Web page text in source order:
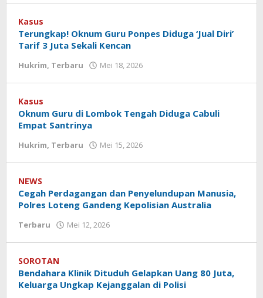
Kasus
Terungkap! Oknum Guru Ponpes Diduga ‘Jual Diri’
Tarif 3 Juta Sekali Kencan
Hukrim, Terbaru Mei 18, 2026
Kasus
Oknum Guru di Lombok Tengah Diduga Cabuli
Empat Santrinya
Hukrim, Terbaru Mei 15, 2026
NEWS
Cegah Perdagangan dan Penyelundupan Manusia,
Polres Loteng Gandeng Kepolisian Australia
Terbaru Mei 12, 2026
SOROTAN
Bendahara Klinik Dituduh Gelapkan Uang 80 Juta,
Keluarga Ungkap Kejanggalan di Polisi